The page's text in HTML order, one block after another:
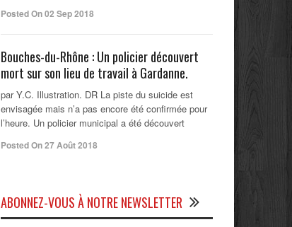
Posted On 02 Sep 2018
Bouches-du-Rhône : Un policier découvert
mort sur son lieu de travail à Gardanne.
par Y.C. Illustration. DR La piste du suicide est
envisagée mais n’a pas encore été confirmée pour
l’heure. Un policier municipal a été découvert
Posted On 27 Août 2018
ABONNEZ-VOUS À NOTRE NEWSLETTER